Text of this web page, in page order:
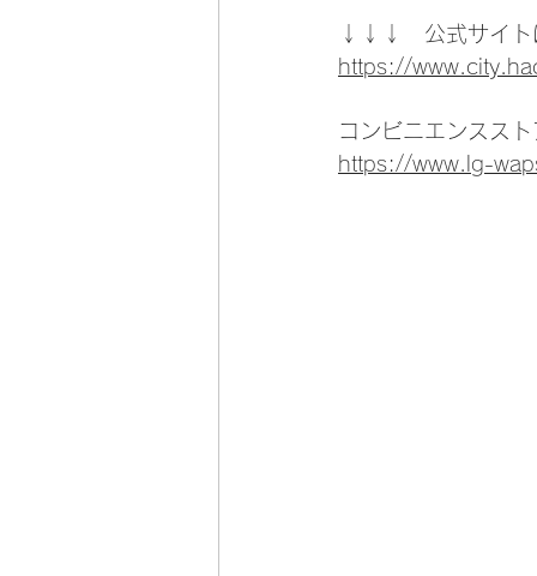
↓↓↓　公式サイ
https://
コンビニエンスス
https://www.lg-